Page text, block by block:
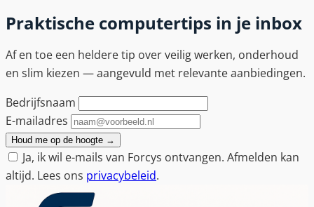
Praktische computertips in je inbox
Af en toe een heldere tip over veilig werken, onderhoud
en slim kiezen — aangevuld met relevante aanbiedingen.
Bedrijfsnaam
E-mailadres
Houd me op de hoogte →
Ja, ik wil e-mails van Forcys ontvangen. Afmelden kan
altijd. Lees ons privacybeleid.